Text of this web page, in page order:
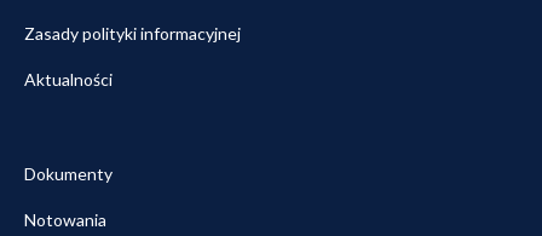
Zasady polityki informacyjnej
Aktualności
Dokumenty
Notowania